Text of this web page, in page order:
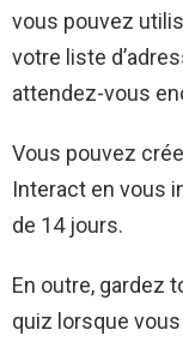
vous pouvez
votre liste
attendez-vous
Vous pouvez
Interact en vous
de 14 jours.
En outre, gardez
quiz lorsque